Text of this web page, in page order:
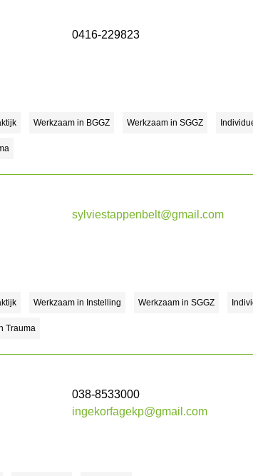
0416-229823
Werkzaam in BGGZ Werkzaam in SGGZ
sylviestappenbelt@gmail.com
Werkzaam in Instelling Werkzaam in SGGZ
Trauma
038-8533000
ingekorfagekp@gmail.com